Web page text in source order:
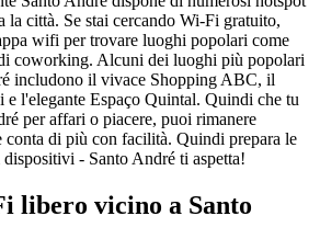
città. Se stai cercando Wi-Fi gratuito,
wifi per trovare luoghi popolari come
coworking. Alcuni dei luoghi più popolari
includono il vivace Shopping ABC, il
e l'elegante Espaço Quintal. Quindi che tu
per affari o piacere, puoi rimanere
conta di più con facilità. Quindi prepara le
- Santo André ti aspetta!
libero vicino a Santo